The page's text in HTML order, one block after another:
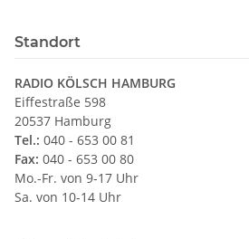
Standort
RADIO KÖLSCH HAMBURG
Eiffestraße 598
20537 Hamburg
Tel.: 040 - 653 00 81
Fax: 040 - 653 00 80
Mo.-Fr. von 9-17 Uhr
Sa. von 10-14 Uhr